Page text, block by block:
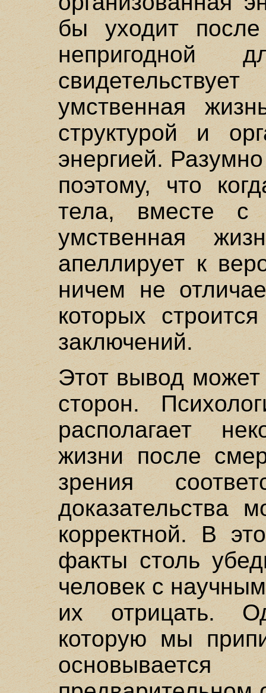
бы уходит
непригодной
умственная
структурой и
энергией.
поэтому, что
тела, вместе с
умственная
апеллирует к
ничем не
которых
заключений.
Этот вывод
сторон.
располагает
жизни после
зрения
доказательства
корректной. В
факты столь
человек с
их отрицать.
которую мы